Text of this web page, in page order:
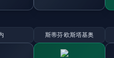
斯蒂芬·欧斯塔基奥